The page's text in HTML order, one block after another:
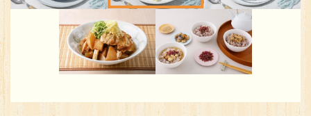
Rates and the membership program differ from Japanese website.
Global Site
You can see the FAQ as follows.
FAQs